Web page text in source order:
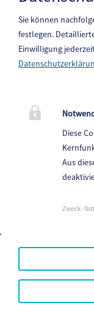
E-
Sie können
festlegen.
Einwilligung
Diese
Aus
Zweck: